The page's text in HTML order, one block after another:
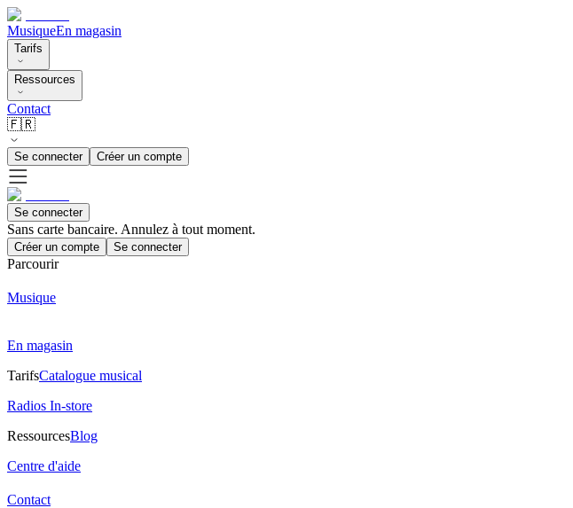
MusiqueEn magasin
Tarifs
Ressources
Contact
🇫🇷
Se connecter Créer un compte
Se connecter
Sans carte bancaire. Annulez à tout moment.
Créer un compte Se connecter
Parcourir
Musique
En magasin
TarifsCatalogue musical
Radios In-store
RessourcesBlog
Centre d'aide
Contact